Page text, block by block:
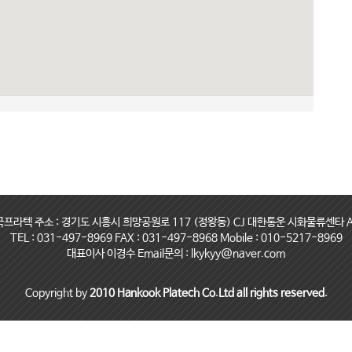
라텍 주소 : 경기도 시흥시 희망공원로 117 (정왕동) CJ 대한통운 시화물류센타
TEL : 031-497-8969 FAX : 031-497-8968 Mobile : 010-5217-8969
대표이사 이경수 Email문의 : lkykyy@naver.com
Copyright by2010 Hankook Platech Co.Ltd all rights reserved.